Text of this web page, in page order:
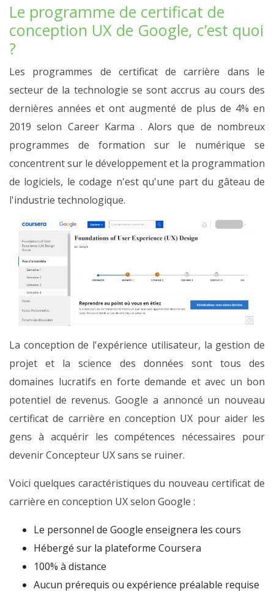
Le programme de certificat de
conception UX de Google, c’est quoi
?
Les programmes de certificat de carrière dans le
secteur de la technologie se sont accrus au cours des
dernières années et ont augmenté de plus de 4% en
2019 selon Career Karma . Alors que de nombreux
programmes de formation sur le numérique se
concentrent sur le développement et la programmation
de logiciels, le codage n'est qu'une part du gâteau de
l'industrie technologique.
La conception de l'expérience utilisateur, la gestion de
projet et la science des données sont tous des
domaines lucratifs en forte demande et avec un bon
potentiel de revenus. Google a annoncé un nouveau
certificat de carrière en conception UX pour aider les
gens à acquérir les compétences nécessaires pour
devenir Concepteur UX sans se ruiner.
Voici quelques caractéristiques du nouveau certificat de
carrière en conception UX selon Google :
Le personnel de Google enseignera les cours
Hébergé sur la plateforme Coursera
100% à distance
Aucun prérequis ou expérience préalable requise